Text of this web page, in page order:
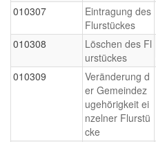
010307
Eintragung des
Flurstückes
010308
Löschen des Fl
urstückes
010309
Veränderung d
er Gemeindez
ugehörigkeit ei
nzelner Flurstü
cke